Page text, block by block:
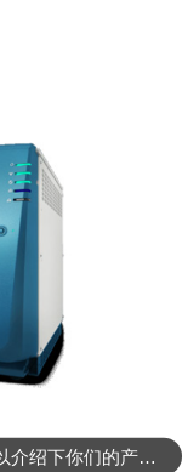
可以介绍下你们的产品么